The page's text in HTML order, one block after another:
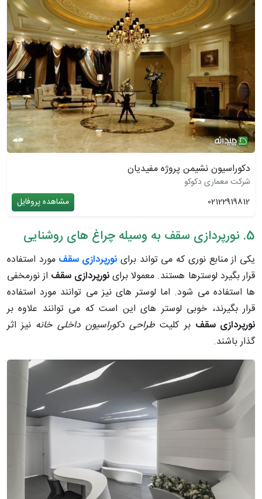
دکوراسیون نشیمن پروژه مفیدیان
شرکت معماری دکوکو
02122919812
مشاهده پروفایل
5. نورپردازی سقف به وسیله چراغ های روشنایی
یکی از منابع نوری که می تواند برای نورپردازی سقف مورد استفاده
قرار بگیرد لوسترها هستند. معمولا براینورپردازی سقف از نورمخفی
ها استفاده می شود. اما لوستر های نیز می توانند مورد استفاده
قرار بگیرند، خوبی لوستر های این است که می توانند علاوه بر
نورپردازی سقف بر کلیتطراحی دکوراسیون داخلی خانه نیز اثر
گذار باشند.